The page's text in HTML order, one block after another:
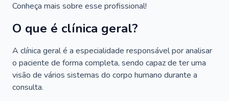
Conheça mais sobre esse profissional!
O que é clínica geral?
A clínica geral é a especialidade responsável por analisar
o paciente de forma completa, sendo capaz de ter uma
visão de vários sistemas do corpo humano durante a
consulta.